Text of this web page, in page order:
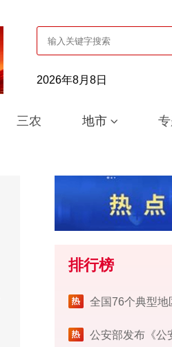
2026年8月8日
三农 地市
排行榜
全国76个典型地区再
公安部发布《公安机关